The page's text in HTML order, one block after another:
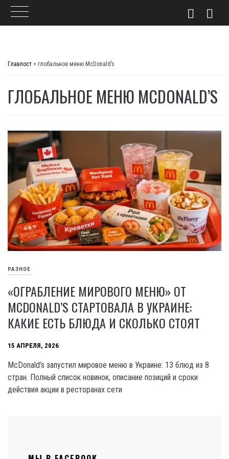
Главпост > глобальное меню McDonald’s
ГЛОБАЛЬНОЕ МЕНЮ MCDONALD’S
РАЗНОЕ
«ОГРАБЛЕНИЕ МИРОВОГО МЕНЮ» ОТ
MCDONALD’S СТАРТОВАЛА В УКРАИНЕ:
КАКИЕ ЕСТЬ БЛЮДА И СКОЛЬКО СТОЯТ
15 АПРЕЛЯ, 2026
McDonald’s запустил мировое меню в Украине: 13 блюд из 8
стран. Полный список новинок, описание позиций и сроки
действия акции в ресторанах сети